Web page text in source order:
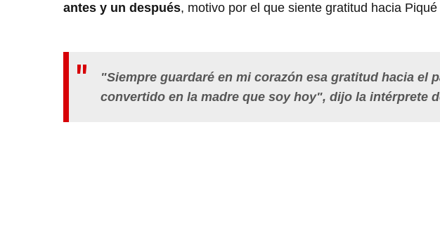
antes y un después, motivo por el que siente gratitud hacia
"Siempre guardaré en mi corazón esa gratitud hacia el
convertido en la madre que soy hoy", dijo la intérprete